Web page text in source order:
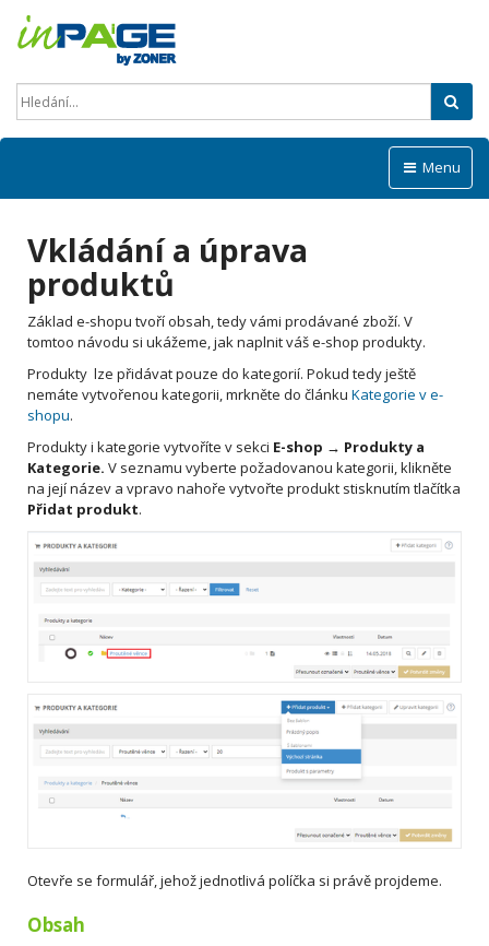
Menu
Vkládání a úprava
produktů
Základ e-shopu tvoří obsah, tedy vámi prodávané zboží. V
tomtoo návodu si ukážeme, jak naplnit váš e-shop produkty.
Produkty lze přidávat pouze do kategorií. Pokud tedy ještě
nemáte vytvořenou kategorii, mrkněte do článku Kategorie v e-
shopu.
Produkty i kategorie vytvoříte v sekci E-shop → Produkty a
Kategorie. V seznamu vyberte požadovanou kategorii, klikněte
na její název a vpravo nahoře vytvořte produkt stisknutím tlačítka
Přidat produkt.
Otevře se formulář, jehož jednotlivá políčka si právě projdeme.
Obsah